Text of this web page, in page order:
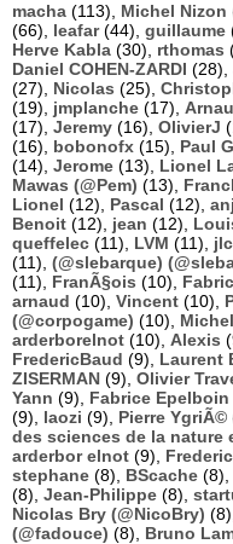
macha (113), Michel Nizon
(66), leafar(44), guillaume
Herve Kabla (30), rthomas
Daniel COHEN-ZARDI (28),
(27), Nicolas (25),
(19), jmplanche (17),
(17), Jeremy (16), OlivierJ
(16), bobonofx (15), Paul
(14), Jerome (13), Lionel
Mawas (@Pem) (13),
Lionel (12), Pascal (12), anj
Benoit (12), jean (12),
queffelec (11), LVM (11), jlc
(11), (@slebarque)
(11), FranÃ§ois (10),
arnaud (10), Vincent (10),
(@corpogame) (10),
arderborelnot (10), Alexis
FredericBaud (9), Laurent
ZISERMAN (9), Olivier
Yann (9), Fabrice Epelboin
(9), laozi (9), Pierre YgriÃ©
des sciences de la nature
arderbor elnot (9), Frederic
stephane (8), BScache (8),
(8), Jean-Philippe (8),
Nicolas Bry (@NicoBry) (8),
(@fadouce) (8), Bruno